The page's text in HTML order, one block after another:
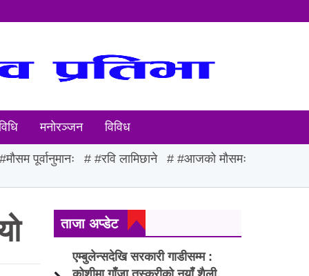
मनोरञ्जन विविध
#मौसम पूर्वानुमानः #रवि लामिछाने #आजको मौसमः
ताजा अप्डेट
एम्बुलेन्सदेखि सरकारी गाडीसम्म :